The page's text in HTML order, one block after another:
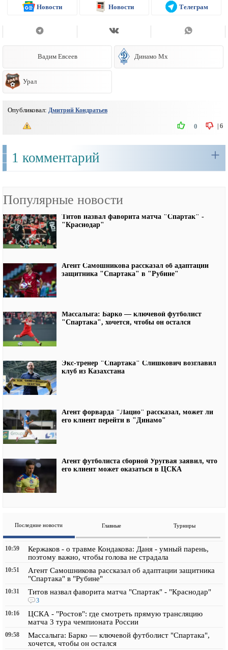
Новости Новости Телеграм
Вадим Евсеев Динамо Мх
Урал
Опубликовал: Дмитрий Кондратьев
| 6
0
1 комментарий +
Популярные новости
Титов назвал фаворита матча "Спартак" -
"Краснодар"
Агент Самошникова рассказал об адаптации
защитника "Спартака" в "Рубине"
Массалыга: Барко — ключевой футболист
"Спартака", хочется, чтобы он остался
Экс-тренер "Спартака" Слишкович возглавил
клуб из Казахстана
Агент форварда "Лацио" рассказал, может ли
его клиент перейти в "Динамо"
Агент футболиста сборной Уругвая заявил, что
его клиент может оказаться в ЦСКА
Последние новости Главные Турниры
10:59
Кержаков - о травме Кондакова: Даня - умный парень,
поэтому важно, чтобы голова не страдала
10:51
Агент Самошникова рассказал об адаптации защитника
"Спартака" в "Рубине"
10:31 Титов назвал фаворита матча "Спартак" - "Краснодар"
3
10:16
ЦСКА - "Ростов": где смотреть прямую трансляцию
матча 3 тура чемпионата России
09:58
Массалыга: Барко — ключевой футболист "Спартака",
хочется, чтобы он остался